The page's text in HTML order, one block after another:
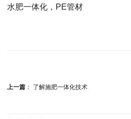
水肥一体化，PE管材
上一篇： 了解施肥一体化技术